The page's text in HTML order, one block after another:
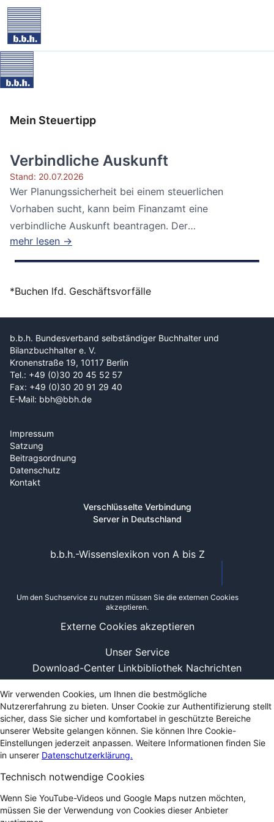
Mein Steuertipp
Verbindliche Auskunft
Stand: 20.07.2026
Wer Planungssicherheit bei einem steuerlichen
Vorhaben sucht, kann beim Finanzamt eine
verbindliche Auskunft beantragen. Der
Bundesfinanzhof...
mehr lesen →
*Buchen lfd. Geschäftsvorfälle
b.b.h. Bundesverband selbständiger Buchhalter und
Bilanzbuchhalter e. V.
Kronenstraße 19, 10117 Berlin
Tel.: +49 (0)30 20 45 52 57
Fax: +49 (0)30 20 91 29 40
E-Mail: bbh@bbh.de
Impressum
Satzung
Beitragsordnung
Datenschutz
Kontakt
Verschlüsselte Verbindung
Server in Deutschland
Unser Service
Download-Center Linkbibliothek Nachrichten
b.b.h.-Wissenslexikon von A bis Z
Um den Suchservice zu nutzen müssen Sie die externen Cookies
akzeptieren.
Externe Cookies akzeptieren
Wir verwenden Cookies, um Ihnen die bestmögliche
Nutzererfahrung zu bieten. Unser Cookie zur Authentifizierung stellt
sicher, dass Sie sicher und komfortabel in geschützte Bereiche
unserer Website gelangen können. Sie können Ihre Cookie-
Einstellungen jederzeit anpassen. Weitere Informationen finden Sie
in unserer Datenschutzerklärung.
Technisch notwendige Cookies
Wenn Sie YouTube-Videos und Google Maps nutzen möchten,
müssen Sie der Verwendung von Cookies dieser Anbieter